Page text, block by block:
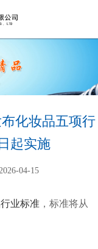
化妆品五项行
起实施
04-15
业标准 ，标准将从